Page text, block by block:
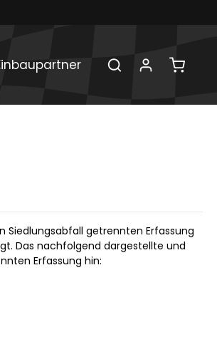
Siedlungsabfall getrennten Erfassung
Das nachfolgend dargestellte und
Erfassung hin: